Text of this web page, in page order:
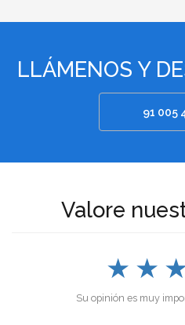
LLÁMENOS Y
91 005
Valore
★ ★
Su opinión es muy